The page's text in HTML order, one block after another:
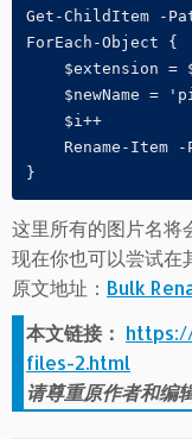
Get-ChildItem -
ForEach-Object {
$extension =
$newName =
    $i++
Rename-Item
这里所有的图片名将
现在你也可以尝试在
原文地址： Bulk
本文链接：
files-2.html
请尊重原作者和编